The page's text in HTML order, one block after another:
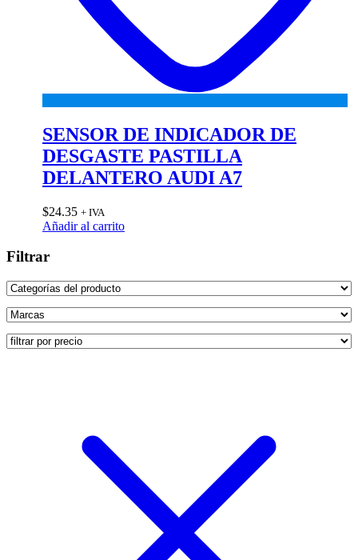
SENSOR DE INDICADOR DE
DESGASTE PASTILLA
DELANTERO AUDI A7
$24.35 + IVA
Añadir al carrito
Filtrar